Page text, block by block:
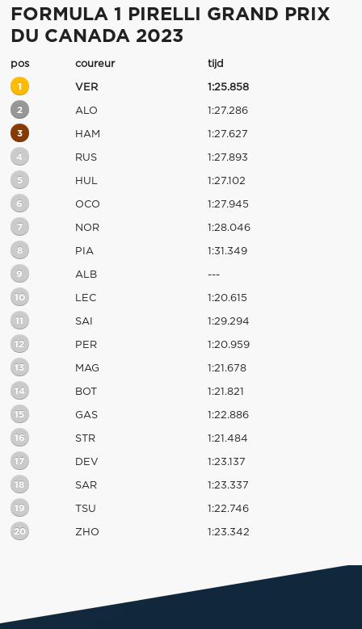
FORMULA 1 PIRELLI GRAND PRIX
DU CANADA 2023
pos coureur tijd
1 VER 1:25.858
2 ALO 1:27.286
3 HAM 1:27.627
4 RUS 1:27.893
5 HUL 1:27.102
6 OCO 1:27.945
7 NOR 1:28.046
8 PIA 1:31.349
9 ALB ---
10 LEC 1:20.615
11 SAI 1:29.294
12 PER 1:20.959
13 MAG 1:21.678
14 BOT 1:21.821
15 GAS 1:22.886
16 STR 1:21.484
17 DEV 1:23.137
18 SAR 1:23.337
19 TSU 1:22.746
20 ZHO 1:23.342